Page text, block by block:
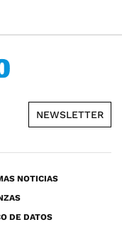
NEWSLETTER
NOTICIAS
DE DATOS